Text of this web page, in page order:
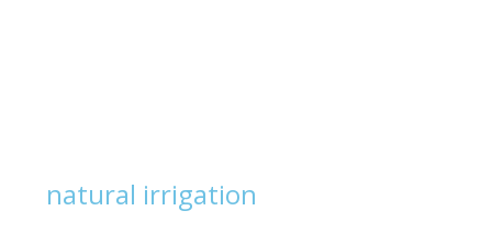
natural irrigation